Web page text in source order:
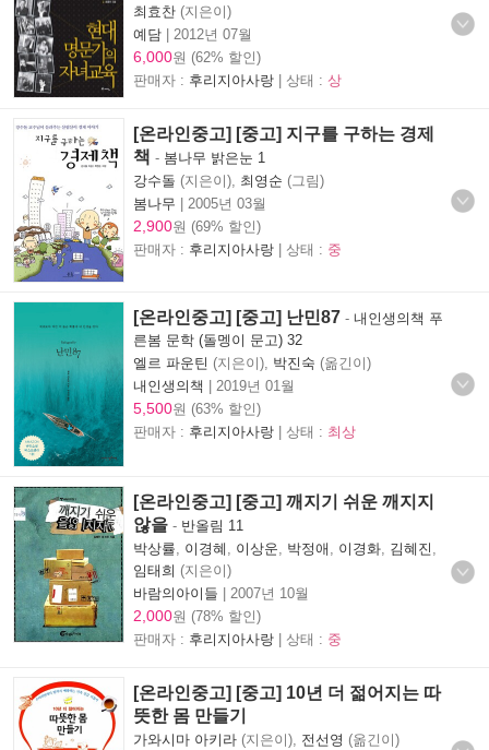
최효찬 (지은이)
예담 | 2012년 07월
6,000원 (62% 할인)
판매자 : 후리지아사랑 | 상태 : 상
[온라인중고] [중고] 지구를 구하는 경제
책 - 봄나무 밝은눈 1
강수돌 (지은이), 최영순 (그림)
봄나무 | 2005년 03월
2,900원 (69% 할인)
판매자 : 후리지아사랑 | 상태 : 중
[온라인중고] [중고] 난민87 - 내인생의책 푸
른봄 문학 (돌멩이 문고) 32
엘르 파운틴 (지은이), 박진숙 (옮긴이)
내인생의책 | 2019년 01월
5,500원 (63% 할인)
판매자 : 후리지아사랑 | 상태 : 최상
[온라인중고] [중고] 깨지기 쉬운 깨지지
않을 - 반올림 11
박상률
이경혜 이상운 박정애 이경화 김혜진
임태희 (지은이)
바람의아이들 | 2007년 10월
2,000원 (78% 할인)
판매자 : 후리지아사랑 | 상태 : 중
[온라인중고] [중고] 10년 더 젊어지는 따
뜻한 몸 만들기
가와시마 아키라 (지은이), 전선영 (옮긴이)